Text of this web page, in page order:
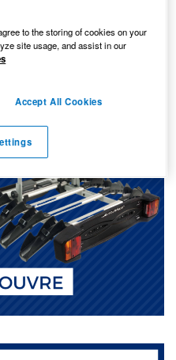
to the storing of cookies on your
site usage, and assist in our
Accept All Cookies